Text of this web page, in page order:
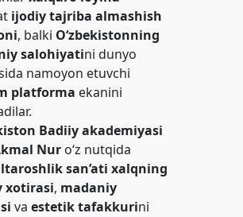
ijodiy tajriba almashish
, balki O‘zbekistonning
salohiyatini dunyo
namoyon etuvchi
platforma ekanini
Badiiy akademiyasi
Nur o‘z nutqida
san’ati xalqning
xotirasi, madaniy
vaestetik tafakkurini